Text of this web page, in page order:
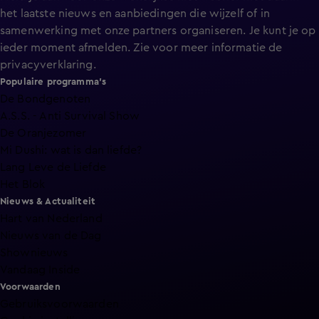
het laatste nieuws en aanbiedingen die wijzelf of in
samenwerking met onze partners organiseren. Je kunt je op
ieder moment afmelden. Zie voor meer informatie de
privacyverklaring.
Populaire programma's
De Bondgenoten
A.S.S. - Anti Survival Show
De Oranjezomer
Mi Dushi: wat is dan liefde?
Lang Leve de Liefde
Het Blok
Nieuws & Actualiteit
Voorwaarden